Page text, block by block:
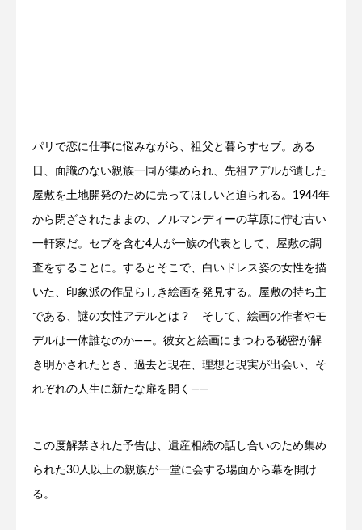
パリで恋に仕事に悩みながら、祖父と暮らすセブ。ある
日、面識のない親族一同が集められ、先祖アデルが遺した
屋敷を土地開発のために売ってほしいと迫られる。1944年
から閉ざされたままの、ノルマンディーの草原に佇む古い
一軒家だ。セブを含む4人が一族の代表として、屋敷の調
査をすることに。するとそこで、白いドレス姿の女性を描
いた、印象派の作品らしき絵画を発見する。屋敷の持ち主
である、謎の女性アデルとは？ そして、絵画の作者やモ
デルは一体誰なのか――。彼女と絵画にまつわる秘密が解
き明かされたとき、過去と現在、理想と現実が出会い、そ
れぞれの人生に新たな扉を開く――
この度解禁された予告は、遺産相続の話し合いのため集め
られた30人以上の親族が一堂に会する場面から幕を開け
る。